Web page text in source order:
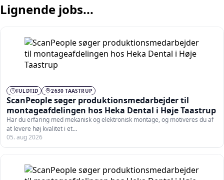
Lignende jobs...
FULDTID 2630 TAASTRUP
ScanPeople søger produktionsmedarbejder til
montageafdelingen hos Heka Dental i Høje Taastrup
Har du erfaring med mekanisk og elektronisk montage, og motiveres du af
at levere høj kvalitet i et…
05. aug 2026